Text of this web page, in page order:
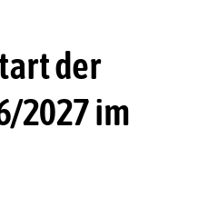
der
2027 im